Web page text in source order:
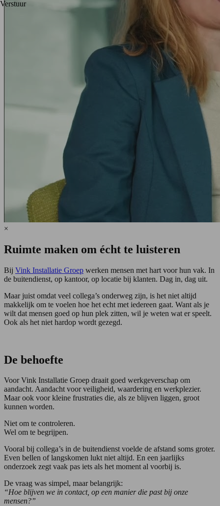
Verstuur
×
Ruimte maken om écht te luisteren
Bij Vink Installatie Groep werken mensen met hart voor hun vak. In
de buitendienst, op kantoor, op locatie bij klanten. Dag in, dag uit.
Maar juist omdat veel collega’s onderweg zijn, is het niet altijd
makkelijk om te voelen hoe het echt met iedereen gaat. Want als je
wilt dat mensen goed op hun plek zitten, wil je weten wat er speelt.
Ook als het niet hardop wordt gezegd.
De behoefte
Voor Vink Installatie Groep draait goed werkgeverschap om
aandacht. Aandacht voor veiligheid, waardering en werkplezier.
Maar ook voor kleine frustraties die, als ze blijven liggen, groot
kunnen worden.
Niet om te controleren.
Wel om te begrijpen.
Vooral bij collega’s in de buitendienst voelde de afstand soms groter.
Even bellen of langskomen lukt niet altijd. En een jaarlijks
onderzoek zegt vaak pas iets als het moment al voorbij is.
De vraag was simpel, maar belangrijk:
“Hoe blijven we in contact, op een manier die past bij onze
mensen?”